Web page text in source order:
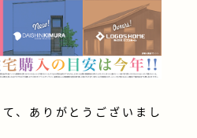
、ありがとうございまし